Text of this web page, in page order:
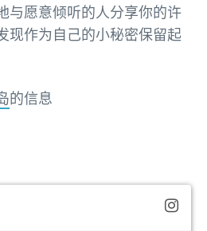
与愿意倾听的人分享你的许
现作为自己的小秘密保留起
的信息